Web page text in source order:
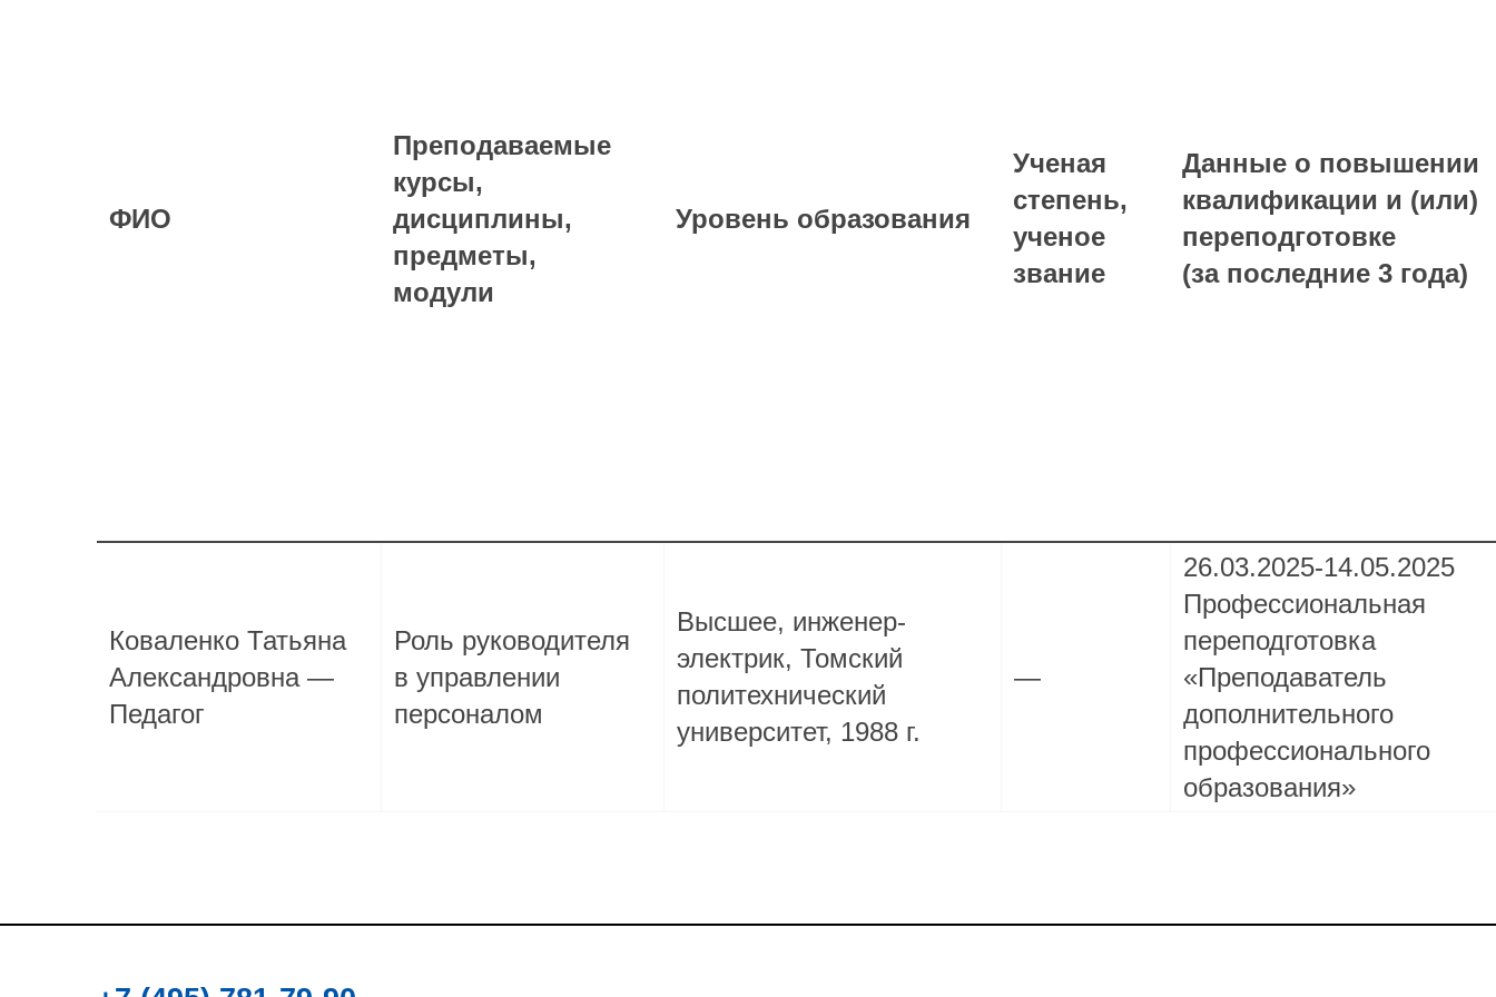
ФИО
Преподаваемые
курсы,
дисциплины,
предметы,
модули
Уровень образования
Ученая
степень,
ученое
звание
Данные о повышении
квалификации и (или)
переподготовке
(за последние 3 года)
Коваленко Татьяна
Александровна —
Педагог
Роль руководителя
в управлении
персоналом
Высшее, инженер-
электрик, Томский
политехнический
университет, 1988 г.
—
26.03.2025-14.05.2025
Профессиональная
переподготовка
«Преподаватель
дополнительного
профессионального
образования»